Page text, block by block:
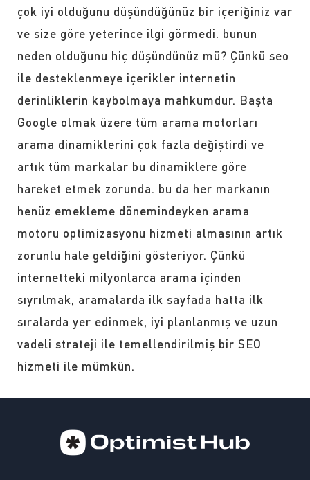
çok iyi olduğunu düşündüğünüz bir içeriğiniz var
ve size göre yeterince ilgi görmedi. bunun
neden olduğunu hiç düşündünüz mü? Çünkü seo
ile desteklenmeye içerikler internetin
derinliklerin kaybolmaya mahkumdur. Başta
Google olmak üzere tüm arama motorları
arama dinamiklerini çok fazla değiştirdi ve
artık tüm markalar bu dinamiklere göre
hareket etmek zorunda. bu da her markanın
henüz emekleme dönemindeyken arama
motoru optimizasyonu hizmeti almasının artık
zorunlu hale geldiğini gösteriyor. Çünkü
internetteki milyonlarca arama içinden
sıyrılmak, aramalarda ilk sayfada hatta ilk
sıralarda yer edinmek, iyi planlanmış ve uzun
vadeli strateji ile temellendirilmiş bir SEO
hizmeti ile mümkün.